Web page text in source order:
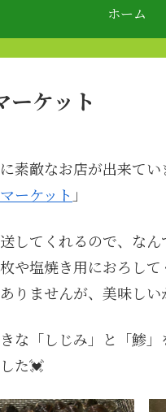
ホーム
ーケット
素敵なお店が出来て
ーケット 」
してくれるので、な
や塩焼き用におろし
りませんが、美味しい
な「しじみ」と「鯵
た💓